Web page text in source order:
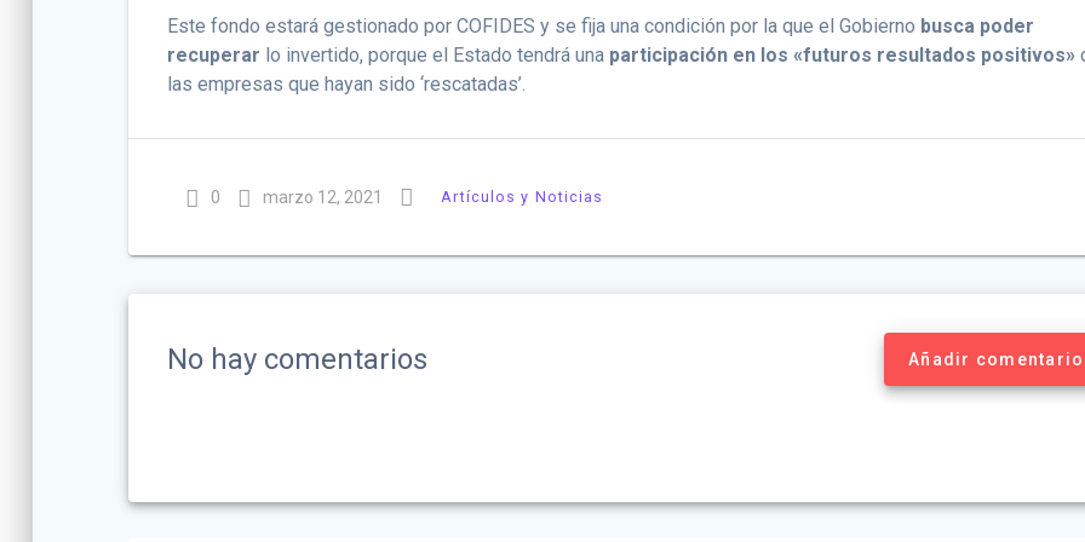
Este fondo estará gestionado por COFIDES y se fija una condición por la que el Gobierno busca poder
recuperar lo invertido, porque el Estado tendrá una participación en los «futuros resultados positivos»
las empresas que hayan sido ‘rescatadas’.
0 marzo 12, 2021 Artículos y Noticias
No hay comentarios Añadir comentario